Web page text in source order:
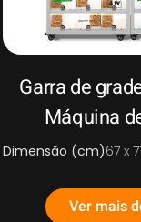
Garra de
Máquina
Dimensão (cm)67 x
Ver mais